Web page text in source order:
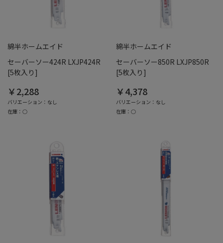
綿半ホームエイド
セーバーソー424R LXJP424R
[5枚入り]
￥2,288
バリエーション：なし
在庫：○
綿半ホームエイド
セーバーソー850R LXJP850R
[5枚入り]
￥4,378
バリエーション：なし
在庫：○